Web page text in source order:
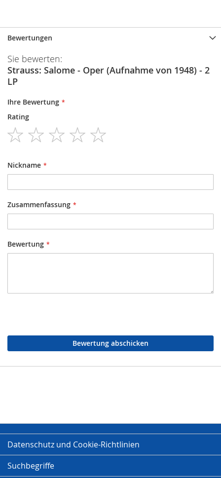
Bewertungen
Sie bewerten:
Strauss: Salome - Oper (Aufnahme von 1948) - 2
LP
Ihre Bewertung
Rating
1
star
2
stars
3
stars
4
stars
Nickname
Zusammenfassung
Bewertung
Bewertung abschicken
Datenschutz und Cookie-Richtlinien
Suchbegriffe